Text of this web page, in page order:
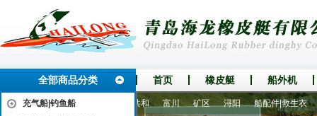
全部商品分类 首页 橡皮艇 船外机
充气船|钓鱼船
赫山 西林 富川 矿区 浔阳 船配件|救生衣 充